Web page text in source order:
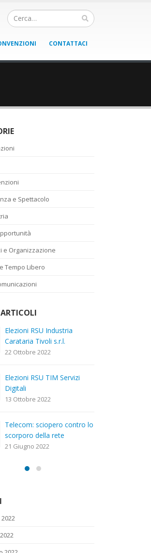
CONTATTACI
e Spettacolo
e Organizzazione
Tempo Libero
Elezioni RSU La7
17 Giugno 2022
Elezioni RSU Mediaset R.T.I.
16 Giugno 2022
Centro Estetico
20 Gennaio 2022